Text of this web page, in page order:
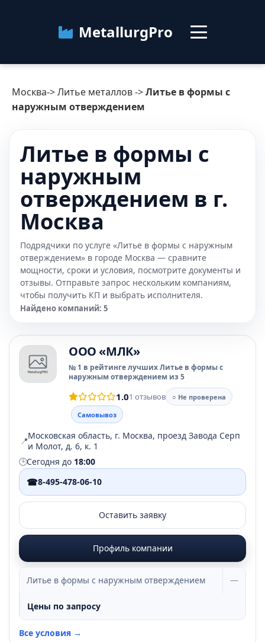
MetallurgPro
Москва
Категории
О сервисе Контакты
Москва->Литье металлов->Литье в формы с
наружным отверждением
Литье в формы с
наружным
отверждением в г.
Москва
Подрядчики по услуге «Литье в формы с наружным
отверждением» в городе Москва — сравните
мощности, сроки и условия, посмотрите документы и
отзывы. Отправьте запрос нескольким компаниям,
чтобы получить КП и выбрать исполнителя.
Найдено компаний: 5
ООО «МЛК»
№ 1 в рейтинге лучших Литье в формы с
наружным отверждением из 5
1.01 отзывов
○ Не проверена
Самовывоз
📍Московская область, г. Москва, проезд Завода Серп
и Молот, д. 6, к. 1
🕒Сегодня до 18:00
☎8-495-478-06-10
Оставить заявку
Профиль компании
Литье в формы с наружным отверждением —
Цены по запросу
Все условия →